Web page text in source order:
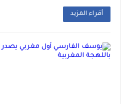
أقراء المزيد